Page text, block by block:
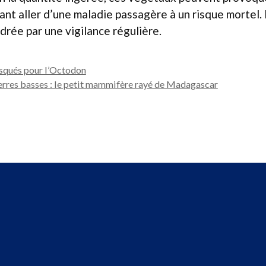
aller d’une maladie passagère à un risque
par une vigilance régulière.
pour l’Octodon
basses : le petit mammifère rayé de Madagascar